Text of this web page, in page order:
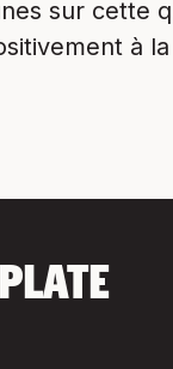
sur cette
à
PLATE